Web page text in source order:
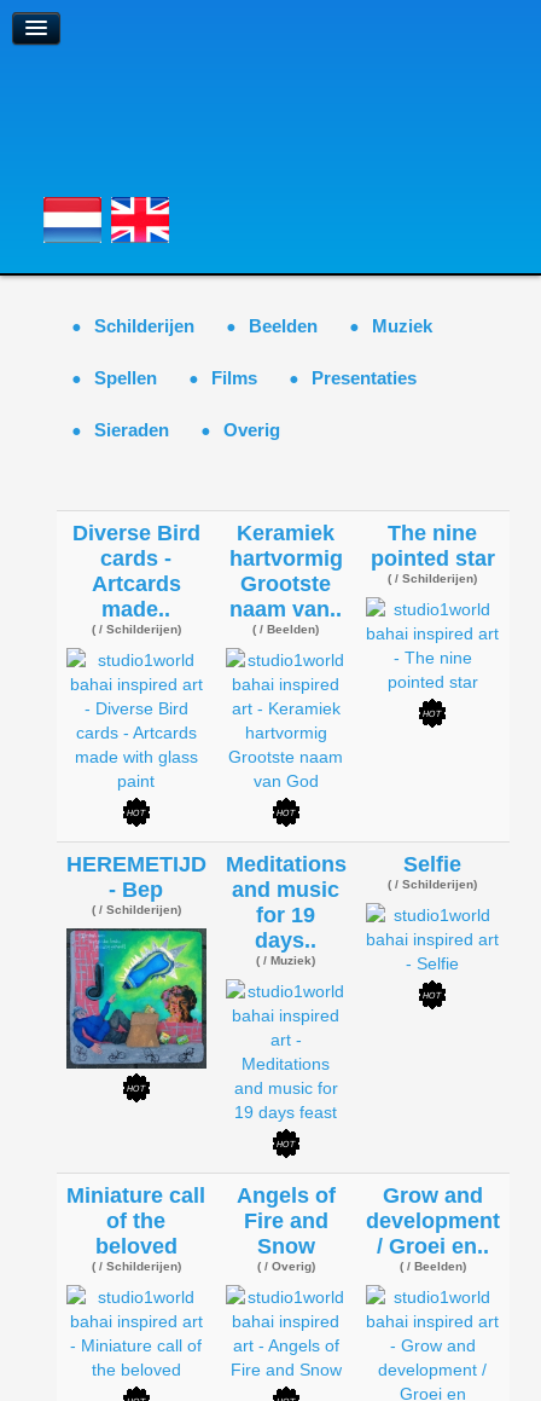
Schilderijen Beelden Muziek
Spellen Films Presentaties
Sieraden Overig
Diverse Bird
cards -
Artcards
made..
( / Schilderijen)
Keramiek
hartvormig
Grootste
naam van..
( / Beelden)
The nine
pointed star
( / Schilderijen)
HEREMETIJD
- Bep
( / Schilderijen)
Meditations
and music
for 19
days..
( / Muziek)
Selfie
( / Schilderijen)
Miniature call
of the
beloved
( / Schilderijen)
Angels of
Fire and
Snow
( / Overig)
Grow and
development
/ Groei en..
( / Beelden)